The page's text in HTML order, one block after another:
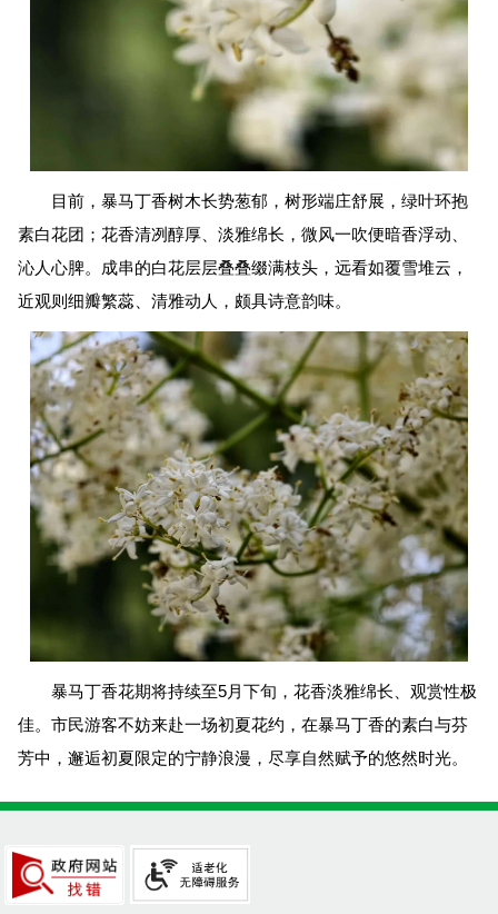
目前，暴马丁香树木长势葱郁，树形端庄舒展，绿叶环抱
素白花团；花香清冽醇厚、淡雅绵长，微风一吹便暗香浮动、
沁人心脾。成串的白花层层叠叠缀满枝头，远看如覆雪堆云，
近观则细瓣繁蕊、清雅动人，颇具诗意韵味。
暴马丁香花期将持续至5月下旬，花香淡雅绵长、观赏性极
佳。市民游客不妨来赴一场初夏花约，在暴马丁香的素白与芬
芳中，邂逅初夏限定的宁静浪漫，尽享自然赋予的悠然时光。